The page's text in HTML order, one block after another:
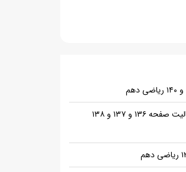
جواب کار در کلاس و فعالیت صفحه ۱۳۶ و ۱۳۷ و ۱۳۸